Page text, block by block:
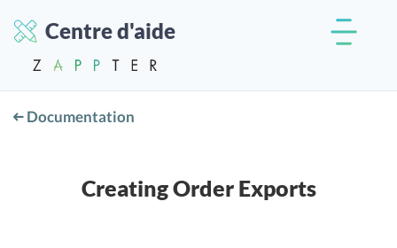
Centre d'aide
Documentation
Creating Order Exports